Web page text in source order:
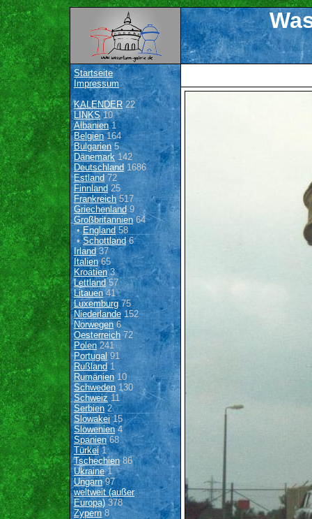
Startseite
Impressum
KALENDER22
LINKS10
Albanien1
Belgien164
Bulgarien 5
Dänemark142
Deutschland 1686
Estland 72
Finnland 25
Frankreich517
Griechenland9
Großbritannien64
• England58
•Schottland6
Irland 37
Italien65
Kroatien3
Lettland57
Litauen41
Luxemburg75
Niederlande152
Norwegen6
Oesterreich 72
Polen241
Portugal 91
Rußland1
Rumänien10
Schweden 130
Schweiz 11
Serbien 2
Slowakei 15
Slowenien4
Spanien68
Türkei 1
Tschechien86
Ukraine1
Ungarn97
weltweit (außer
Europa)378
Zypern8